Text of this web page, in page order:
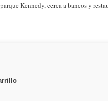
Kennedy, cerca a bancos y